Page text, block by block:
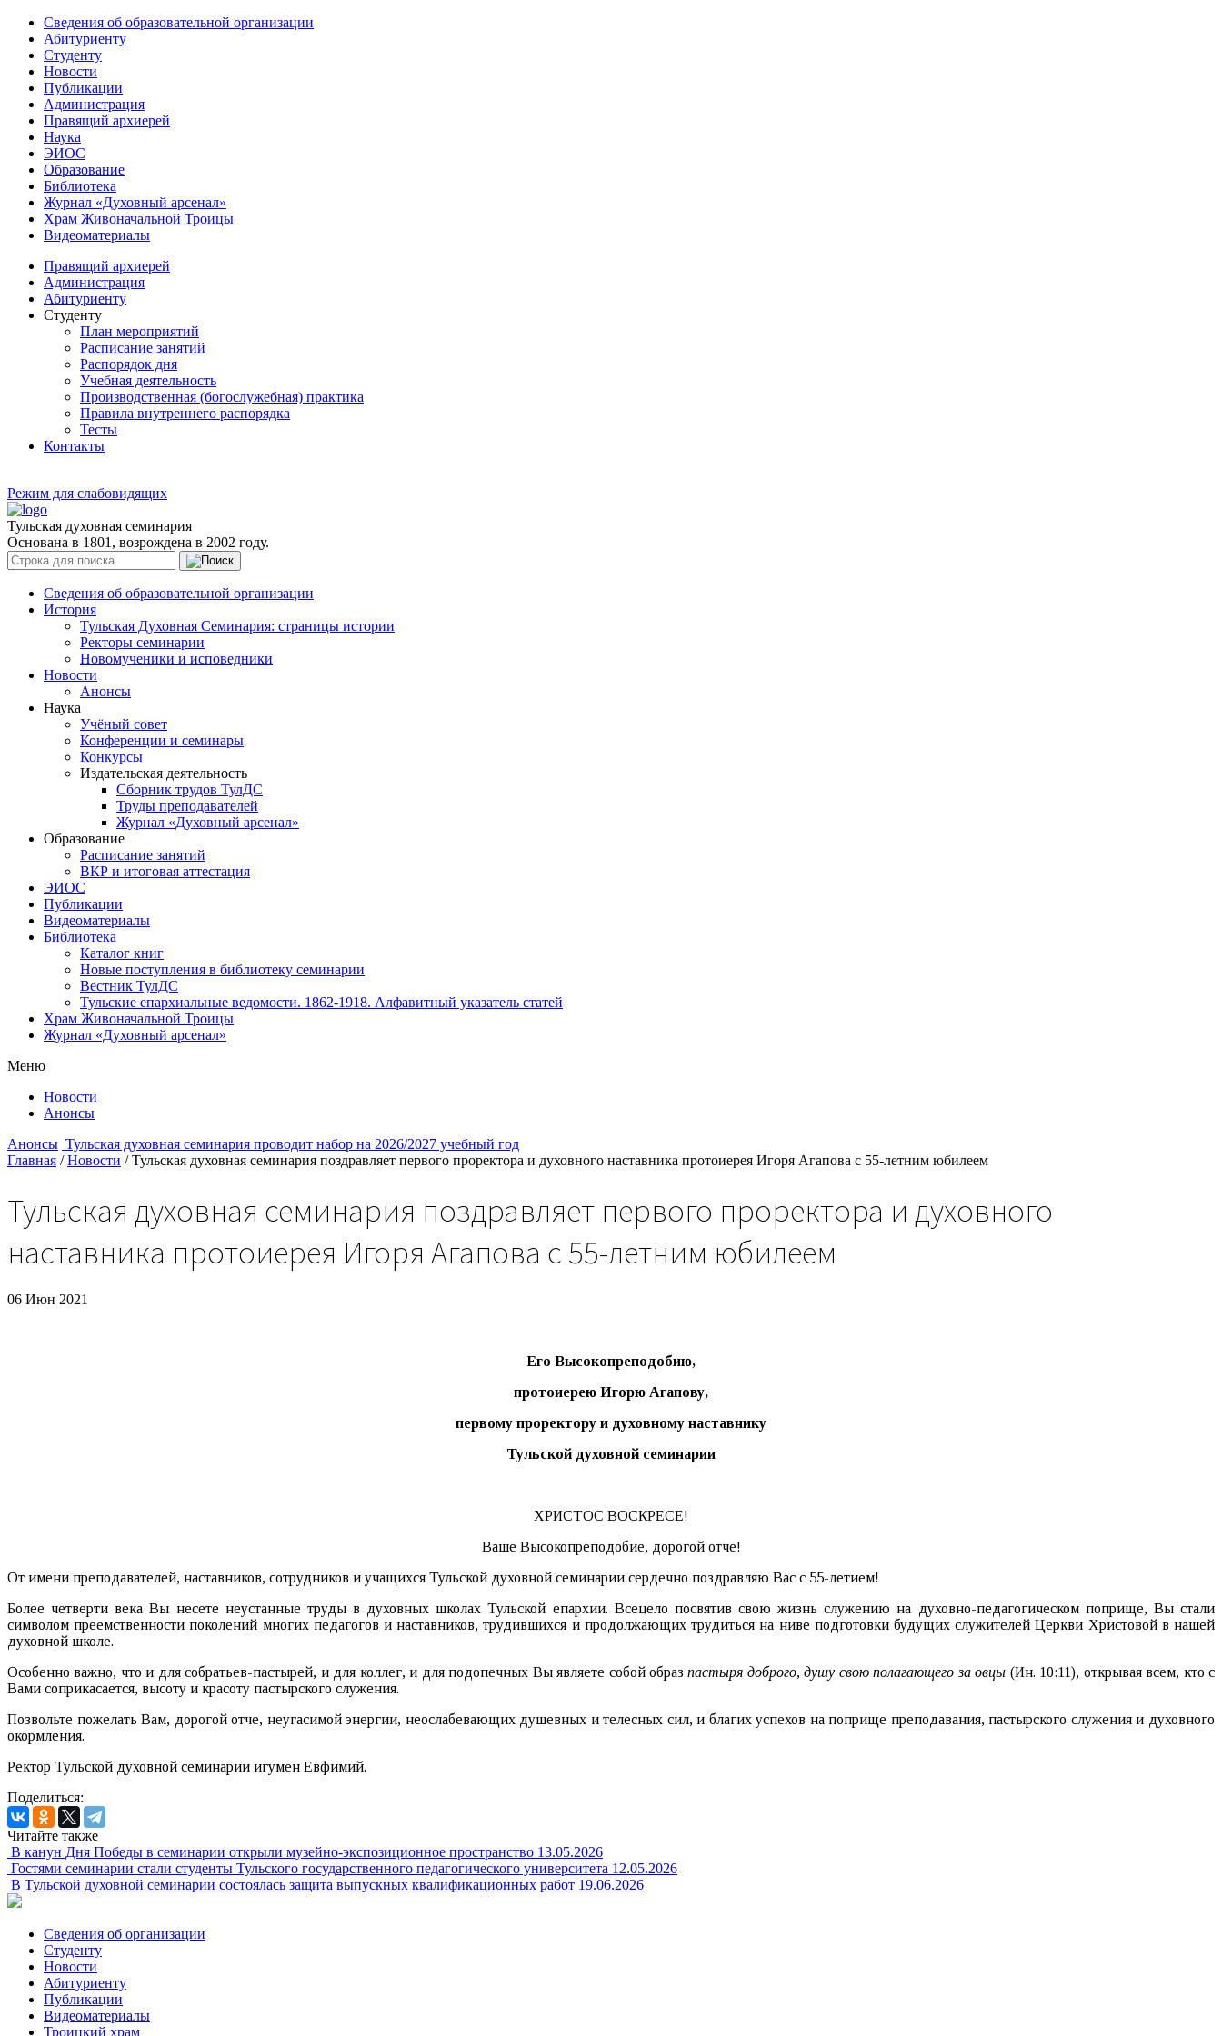
Сведения об образовательной организации
Абитуриенту
Студенту
Новости
Публикации
Администрация
Правящий архиерей
Наука
ЭИОС
Образование
Библиотека
Журнал «Духовный арсенал»
Храм Живоначальной Троицы
Видеоматериалы
Правящий архиерей
Администрация
Абитуриенту
Студенту
План мероприятий
Расписание занятий
Распорядок дня
Учебная деятельность
Производственная (богослужебная) практика
Правила внутреннего распорядка
Тесты
Контакты
Режим для слабовидящих
Тульская духовная семинария
Основана в 1801, возрождена в 2002 году.
Сведения об образовательной организации
История
Тульская Духовная Семинария: страницы истории
Ректоры семинарии
Новомученики и исповедники
Новости
Анонсы
Наука
Учёный совет
Конференции и семинары
Конкурсы
Издательская деятельность
Сборник трудов ТулДС
Труды преподавателей
Журнал «Духовный арсенал»
Образование
Расписание занятий
ВКР и итоговая аттестация
ЭИОС
Публикации
Видеоматериалы
Библиотека
Каталог книг
Новые поступления в библиотеку семинарии
Вестник ТулДС
Тульские епархиальные ведомости. 1862-1918. Алфавитный указатель статей
Храм Живоначальной Троицы
Журнал «Духовный арсенал»
Меню
Новости
Анонсы
Анонсы Тульская духовная семинария проводит набор на 2026/2027 учебный год
Главная / Новости / Тульская духовная семинария поздравляет первого проректора и духовного наставника протоиерея Игоря Агапова с 55-летним юбилеем
Тульская духовная семинария поздравляет первого проректора и духовного
наставника протоиерея Игоря Агапова с 55-летним юбилеем
06 Июн 2021
Его Высокопреподобию,
протоиерею Игорю Агапову,
первому проректору и духовному наставнику
Тульской духовной семинарии
ХРИСТОС ВОСКРЕСЕ!
Ваше Высокопреподобие, дорогой отче!
От имени преподавателей, наставников, сотрудников и учащихся Тульской духовной семинарии сердечно поздравляю Вас с 55-летием!
Более четверти века Вы несете неустанные труды в духовных школах Тульской епархии. Всецело посвятив свою жизнь служению на духовно-педагогическом поприще, Вы стали
символом преемственности поколений многих педагогов и наставников, трудившихся и продолжающих трудиться на ниве подготовки будущих служителей Церкви Христовой в нашей
духовной школе.
Особенно важно, что и для собратьев-пастырей, и для коллег, и для подопечных Вы являете собой образпастыря доброго, душу свою полагающего за овцы (Ин. 10:11), открывая всем, кто с
Вами соприкасается, высоту и красоту пастырского служения.
Позвольте пожелать Вам, дорогой отче, неугасимой энергии, неослабевающих душевных и телесных сил, и благих успехов на поприще преподавания, пастырского служения и духовного
окормления.
Ректор Тульской духовной семинарии игумен Евфимий.
Поделиться:
Читайте также
В канун Дня Победы в семинарии открыли музейно-экспозиционное пространство 13.05.2026
Гостями семинарии стали студенты Тульского государственного педагогического университета 12.05.2026
В Тульской духовной семинарии состоялась защита выпускных квалификационных работ 19.06.2026
Сведения об организации
Студенту
Новости
Абитуриенту
Публикации
Видеоматериалы
Троицкий храм